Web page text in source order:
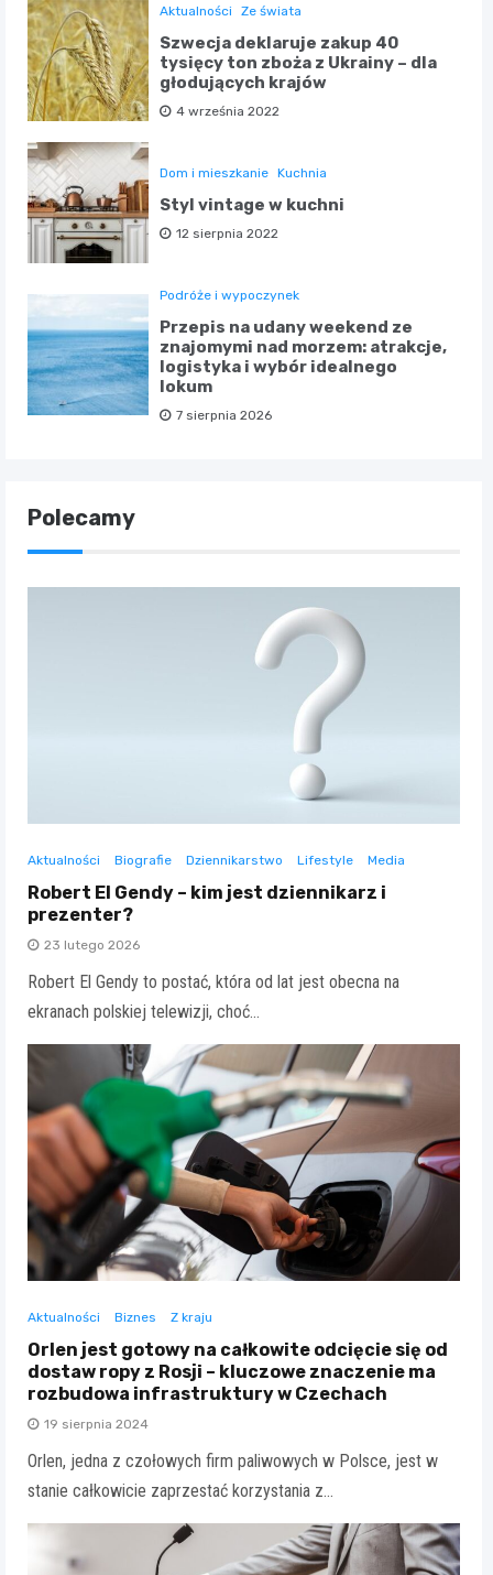
Aktualności Ze świata
Szwecja deklaruje zakup 40
tysięcy ton zboża z Ukrainy – dla
głodujących krajów
4 września 2022
Dom i mieszkanie Kuchnia
Styl vintage w kuchni
12 sierpnia 2022
Podróże i wypoczynek
Przepis na udany weekend ze
znajomymi nad morzem: atrakcje,
logistyka i wybór idealnego
lokum
7 sierpnia 2026
Polecamy
Aktualności Biografie Dziennikarstwo Lifestyle Media
Robert El Gendy – kim jest dziennikarz i
prezenter?
23 lutego 2026
Robert El Gendy to postać, która od lat jest obecna na
ekranach polskiej telewizji, choć…
Aktualności Biznes Z kraju
Orlen jest gotowy na całkowite odcięcie się od
dostaw ropy z Rosji – kluczowe znaczenie ma
rozbudowa infrastruktury w Czechach
19 sierpnia 2024
Orlen, jedna z czołowych firm paliwowych w Polsce, jest w
stanie całkowicie zaprzestać korzystania z…